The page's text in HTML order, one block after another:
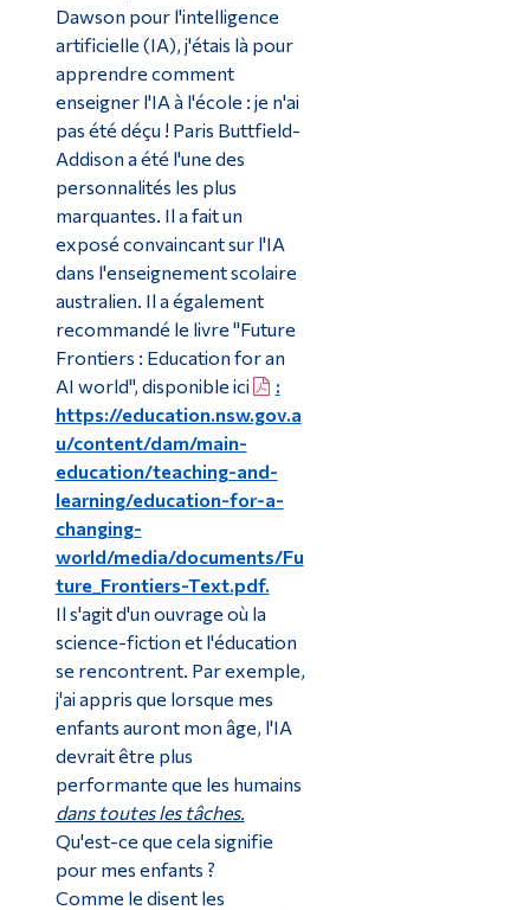
Dawson pour l'intelligence
artificielle (IA), j'étais là pour
apprendre comment
enseigner l'IA à l'école : je n'ai
pas été déçu ! Paris Buttfield-
Addison a été l'une des
personnalités les plus
marquantes. Il a fait un
exposé convaincant sur l'IA
dans l'enseignement scolaire
australien. Il a également
recommandé le livre "Future
Frontiers : Education for an
AI world", disponible ici
:
https://education.nsw.gov.a
u/content/dam/main-
education/teaching-and-
learning/education-for-a-
changing-
world/media/documents/Fu
ture_Frontiers-Text.pdf.
Il s'agit d'un ouvrage où la
science-fiction et l'éducation
se rencontrent. Par exemple,
j'ai appris que lorsque mes
enfants auront mon âge, l'IA
devrait être plus
performante que les humains
dans toutes les tâches.
Qu'est-ce que cela signifie
pour mes enfants ?
Comme le disent les